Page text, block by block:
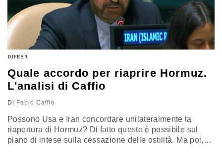
DIFESA
Quale accordo per riaprire Hormuz.
L'analisi di Caffio
Di Fabio Caffio
Possono Usa e Iran concordare unilateralmente la
riapertura di Hormuz? Di fatto questo è possibile sul
piano di intese sulla cessazione delle ostilità. Ma poi,